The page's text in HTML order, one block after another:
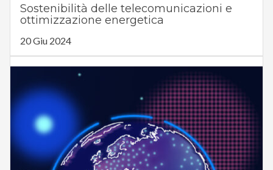
Sostenibilità delle telecomunicazioni e
ottimizzazione energetica
20 Giu 2024